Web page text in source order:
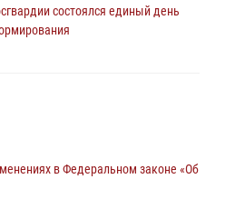
состоялся единый день
росгвардейцы за неделю
в Федеральном законе «Об